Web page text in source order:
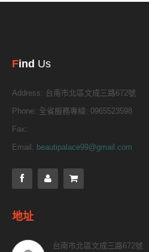
Find Us
Address: 台南市北區文成三路672號
Phone: 全省服務專線: 0965523598
Fax:
Email: beautipalace99@gmail.com
地址
台南市北區文成三路672號